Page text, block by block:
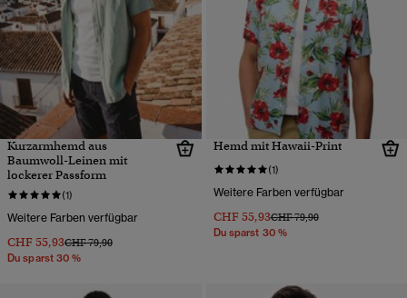
Kurzarmhemd aus
Baumwoll-Leinen mit
lockerer Passform
(1)
Weitere Farben verfügbar
CHF 55,93Preis wurde reduziert von
CHF 79,90bis
Du sparst 30 %
Hemd mit Hawaii-Print
(1)
Weitere Farben verfügbar
CHF 55,93Preis wurde reduziert von
CHF 79,90bis
Du sparst 30 %